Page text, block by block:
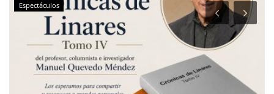
Espectáculos